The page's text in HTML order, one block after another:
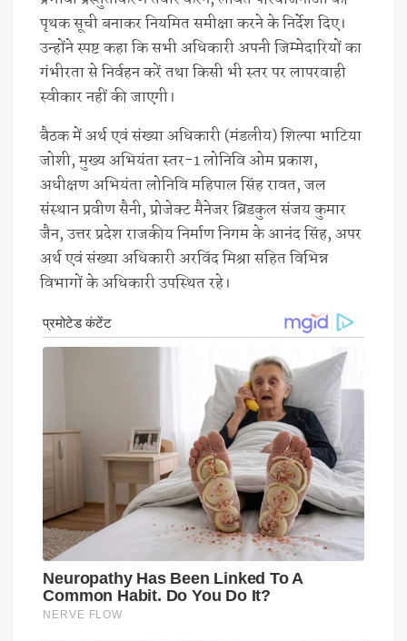
पृथक सूची बनाकर नियमित समीक्षा करने के निर्देश दिए।
उन्होंने स्पष्ट कहा कि सभी अधिकारी अपनी जिम्मेदारियों का
गंभीरता से निर्वहन करें तथा किसी भी स्तर पर लापरवाही
स्वीकार नहीं की जाएगी।
बैठक में अर्थ एवं संख्या अधिकारी (मंडलीय) शिल्पा भाटिया
जोशी, मुख्य अभियंता स्तर-1 लोनिवि ओम प्रकाश,
अधीक्षण अभियंता लोनिवि महिपाल सिंह रावत, जल
संस्थान प्रवीण सैनी, प्रोजेक्ट मैनेजर ब्रिडकुल संजय कुमार
जैन, उत्तर प्रदेश राजकीय निर्माण निगम के आनंद सिंह, अपर
अर्थ एवं संख्या अधिकारी अरविंद मिश्रा सहित विभिन्न
विभागों के अधिकारी उपस्थित रहे।